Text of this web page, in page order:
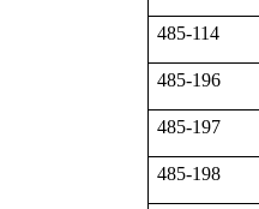
485-114
485-196
485-197
485-198